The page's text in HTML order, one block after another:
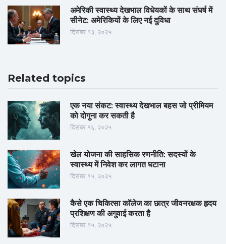
अमेरिकी स्वास्थ्य देखभाल विधेयकों के साथ संघर्ष में
सीनेट: अमेरिकियों के लिए नई दुविधा
दिसंबर १३, २०२५
Related topics
एक नया संकट: स्वास्थ्य देखभाल बहस जो प्रीमियम
को दोगुना कर सकती है
दिसंबर १६, २०२५
खेल योजना की साहसिक रणनीति: सदस्यों के
स्वास्थ्य में निवेश कर लागत घटाना
दिसंबर १५, २०२५
कैसे एक चिकित्सा कॉलेज का छात्र जीवनरक्षक हृदय
प्रशिक्षण की अगुवाई करता है
दिसंबर १५, २०२५